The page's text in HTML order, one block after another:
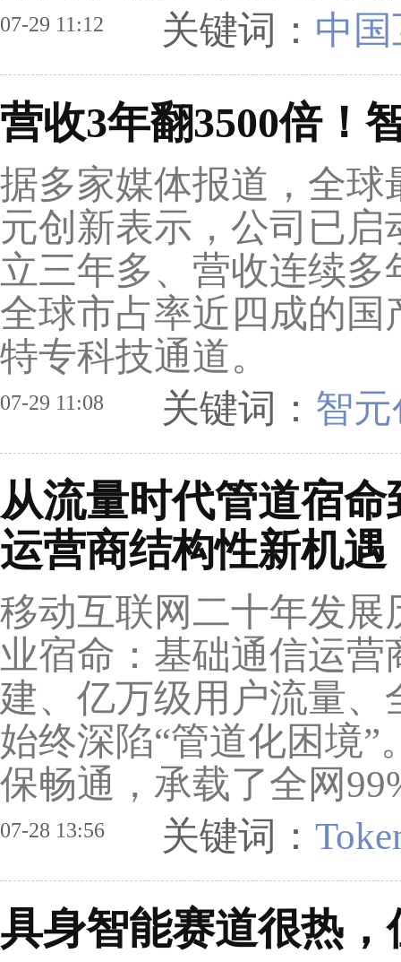
07-29 11:12 关键词： 中
营收3年翻3500倍！
据多家媒体报道，全
元创新表示，公司已
立三年多、营收连续
全球市占率近四成的
特专科技通道。
07-29 11:08 关键词： 智
从流量时代管道宿
运营商结构性新机遇
移动互联网二十年发
业宿命：基础通信运
建、亿万级用户流量
始终深陷“管道化困境
保畅通，承载了全网
07-28 13:56 关键词：
具身智能赛道很热